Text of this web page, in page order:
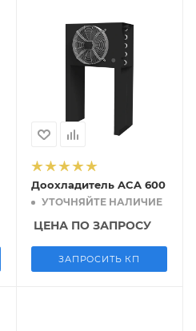
Доохладитель ACA 600
УТОЧНЯЙТЕ НАЛИЧИЕ
ЦЕНА ПО ЗАПРОСУ
ЗАПРОСИТЬ КП